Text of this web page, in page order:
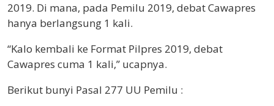
2019. Di mana, pada Pemilu 2019, debat Cawapres
hanya berlangsung 1 kali.
“Kalo kembali ke Format Pilpres 2019, debat
Cawapres cuma 1 kali,” ucapnya.
Berikut bunyi Pasal 277 UU Pemilu :